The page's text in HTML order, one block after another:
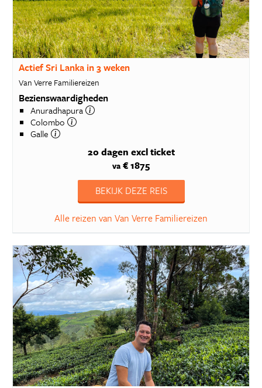
Actief Sri Lanka in 3 weken
Van Verre Familiereizen
Bezienswaardigheden
Anuradhapura
Colombo
Galle
20 dagen excl ticket
va € 1875
BEKIJK DEZE REIS
Alle reizen van Van Verre Familiereizen